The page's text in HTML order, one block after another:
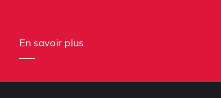
En savoir plus